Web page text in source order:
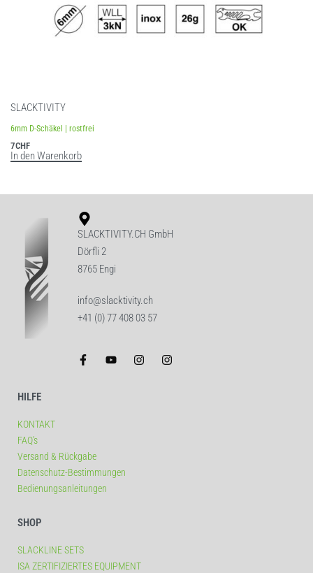
SLACKTIVITY
6mm D-Schäkel | rostfrei
7CHF
In den Warenkorb
SLACKTIVITY.CH GmbH
Dörfli 2
8765 Engi
info@slacktivity.ch
+41 (0) 77 408 03 57
HILFE
KONTAKT
FAQ’s
Versand & Rückgabe
Datenschutz-Bestimmungen
Bedienungsanleitungen
SHOP
SLACKLINE SETS
ISA ZERTIFIZIERTES EQUIPMENT